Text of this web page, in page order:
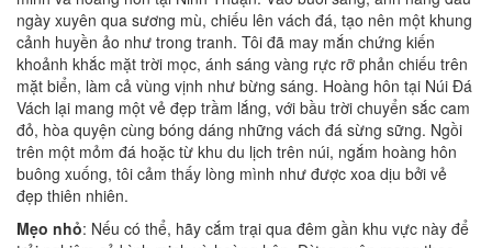
ngày xuyên qua sương mù, chiếu lên vách đá, tạo nên một khung
cảnh huyền ảo như trong tranh. Tôi đã may mắn chứng kiến
khoảnh khắc mặt trời mọc, ánh sáng vàng rực rỡ phản chiếu trên
mặt biển, làm cả vùng vịnh như bừng sáng. Hoàng hôn tại Núi Đá
Vách lại mang một vẻ đẹp trầm lắng, với bầu trời chuyển sắc cam
đỏ, hòa quyện cùng bóng dáng những vách đá sừng sững. Ngồi
trên một mỏm đá hoặc từ khu du lịch trên núi, ngắm hoàng hôn
buông xuống, tôi cảm thấy lòng mình như được xoa dịu bởi vẻ
đẹp thiên nhiên.
Mẹo nhỏ: Nếu có thể, hãy cắm trại qua đêm gần khu vực này để